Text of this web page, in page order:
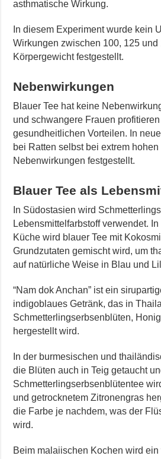
asthmatische Wirkung.
In diesem Experiment wurde kein
Wirkungen zwischen 100, 125 und
Körpergewicht festgestellt.
Nebenwirkungen
Blauer Tee hat keine
und schwangere Frauen
gesundheitlichen Vorteilen. In
bei Ratten selbst bei extrem
Nebenwirkungen festgestellt.
Blauer Tee als
In Südostasien wird
Lebensmittelfarbstoff verwendet.
Küche wird blauer Tee mit
Grundzutaten gemischt wird, um
auf natürliche Weise in Blau und
“Nam dok Anchan” ist ein
indigoblaues Getränk, das in
Schmetterlingserbsenblüten,
hergestellt wird.
In der burmesischen und
die Blüten auch in Teig getaucht
Schmetterlingserbsenblütentee
und getrocknetem Zitronengras
die Farbe je nachdem, was der
wird.
Beim malaiischen Kochen wird